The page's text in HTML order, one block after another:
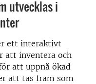
utvecklas i
ett interaktivt
att inventera och
att uppnå ökad
att tas fram som